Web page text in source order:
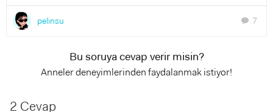
pelinsu chat 7
Bu soruya cevap verir misin?
Anneler deneyimlerinden faydalanmak istiyor!
2 Cevap